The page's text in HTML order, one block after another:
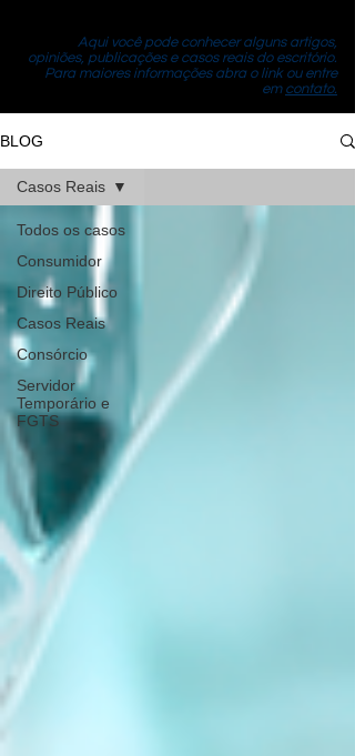
Aqui você pode conhecer alguns artigos,
opiniões, publicações e casos reais do escritório.
Para maiores informações abra o link ou entre
em contato.
BLOG
Todos os casos
Consumidor
Direito Público
Casos Reais
Consórcio
Servidor
Temporário e
FGTS
Casos Reais